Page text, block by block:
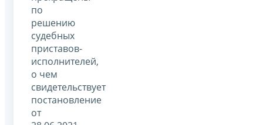
по
решению
судебных
приставов-
исполнителей,
о чем
свидетельствует
постановление
от